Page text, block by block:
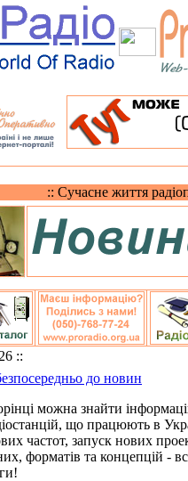
:: Сучасне життя
::
до новин
можна знайти
що працюють в
частот, запуск нових
форматів та концепцій -